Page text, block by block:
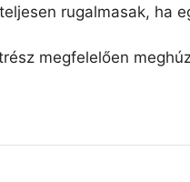
rugalmasak, ha
megfelelően